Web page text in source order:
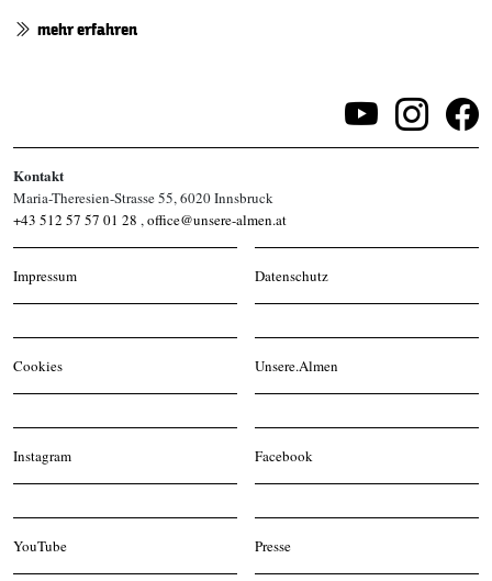
mehr erfahren
Kontakt
Maria-Theresien-Strasse 55, 6020 Innsbruck
+43 512 57 57 01 28 ,office@unsere-almen.at
Impressum Datenschutz
Cookies Unsere.Almen
Instagram Facebook
YouTube Presse